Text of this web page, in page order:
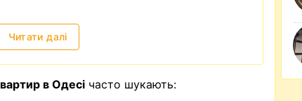
Читати далі
в Одесі часто шукають: